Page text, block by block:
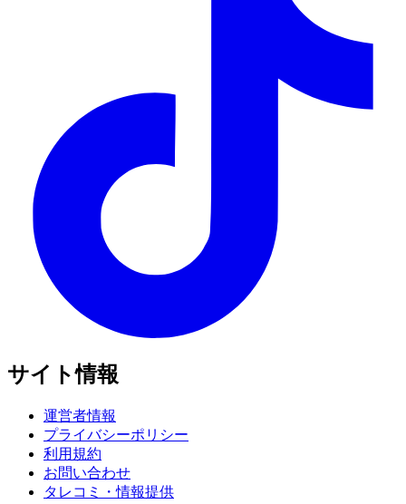
サイト情報
運営者情報
プライバシーポリシー
利用規約
お問い合わせ
タレコミ・情報提供